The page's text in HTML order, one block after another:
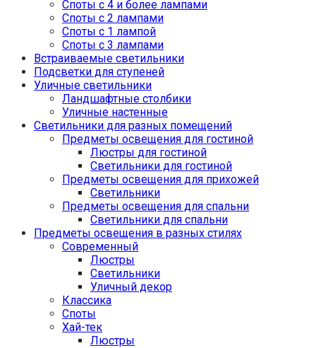
Споты с 4 и более лампами
Споты с 2 лампами
Споты с 1 лампой
Споты с 3 лампами
Встраиваемые светильники
Подсветки для ступеней
Уличные светильники
Ландшафтные столбики
Уличные настенные
Светильники для разных помещений
Предметы освещения для гостиной
Люстры для гостиной
Светильники для гостиной
Предметы освещения для прихожей
Светильники
Предметы освещения для спальни
Светильники для спальни
Предметы освещения в разных стилях
Cовременный
Люстры
Светильники
Уличный декор
Классика
Споты
Хай-тек
Люстры